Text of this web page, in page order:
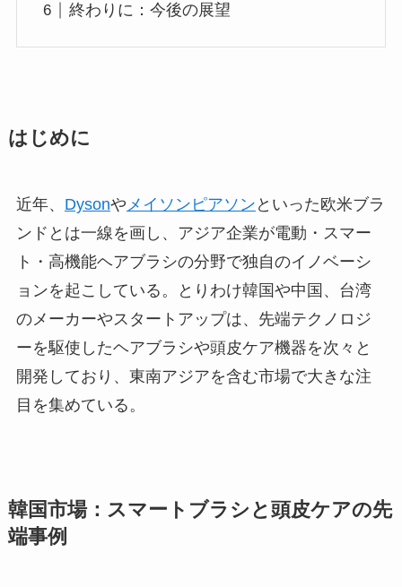
終わりに：今後の展望
はじめに
近年、 Dysonやメイソンピアソン といった欧米ブラ
ンドとは一線を画し、アジア企業が電動・スマー
ト・高機能ヘアブラシの分野で独自のイノベーシ
ョンを起こしている。とりわけ韓国や中国、台湾
のメーカーやスタートアップは、先端テクノロジ
ーを駆使したヘアブラシや頭皮ケア機器を次々と
開発しており、東南アジアを含む市場で大きな注
目を集めている。
韓国市場：スマートブラシと頭皮ケアの先
端事例